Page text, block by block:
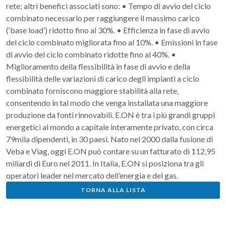
rete; altri benefici associati sono: • Tempo di avvio del ciclo
combinato necessario per raggiungere il massimo carico
(‘base load’) ridotto fino al 30%. • Efficienza in fase di avvio
del ciclo combinato migliorata fino al 10%. • Emissioni in fase
di avvio del ciclo combinato ridotte fino al 40%. •
Miglioramento della flessibilità in fase di avvio e della
flessibilità delle variazioni di carico degli impianti a ciclo
combinato forniscono maggiore stabilità alla rete,
consentendo in tal modo che venga installata una maggiore
produzione da fonti rinnovabili. E.ON è tra i più grandi gruppi
energetici al mondo a capitale interamente privato, con circa
79mila dipendenti, in 30 paesi. Nato nel 2000 dalla fusione di
Veba e Viag, oggi E.ON può contare su un fatturato di 112,95
miliardi di Euro nel 2011. In Italia, E.ON si posiziona tra gli
operatori leader nel mercato dell’energia e del gas.
TORNA ALLA LISTA